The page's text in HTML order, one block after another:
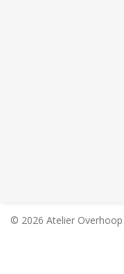
© 2026 Atelier Overhoop